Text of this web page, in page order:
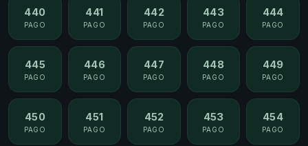
440
PAGO
441
PAGO
442
PAGO
443
PAGO
444
PAGO
445
PAGO
446
PAGO
447
PAGO
448
PAGO
449
PAGO
450
PAGO
451
PAGO
452
PAGO
453
PAGO
454
PAGO